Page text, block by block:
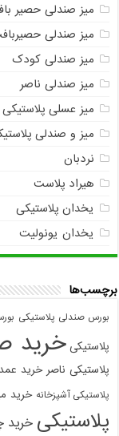
میز صندلی حصیر
میز صندلی
میز صندلی کودک
میز صندلی ناصر
میز عسلی پلاستیکی
میز و صندلی
نردبان
هیراد پلاست
یخدان پلاستیکی
یخدان یونولیت
برچسب‌ها
بورس صندلی پلاستیکی
پلاستیکی خرید
پلاستیکی ناصر خرید
پلاستیکی آشپزخانه خرید
پلاستیکی خرید